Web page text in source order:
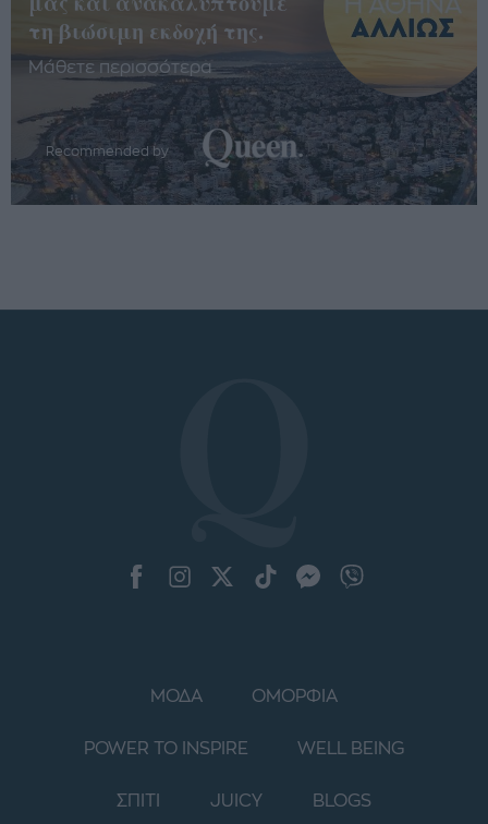
τη βιώσιμη εκδοχή της.
Μάθετε περισσότερα
Recommended by
ΜΟΔΑ ΟΜΟΡΦΙΑ
POWER TO INSPIRE WELL BEING
ΣΠΙΤΙ JUICY BLOGS